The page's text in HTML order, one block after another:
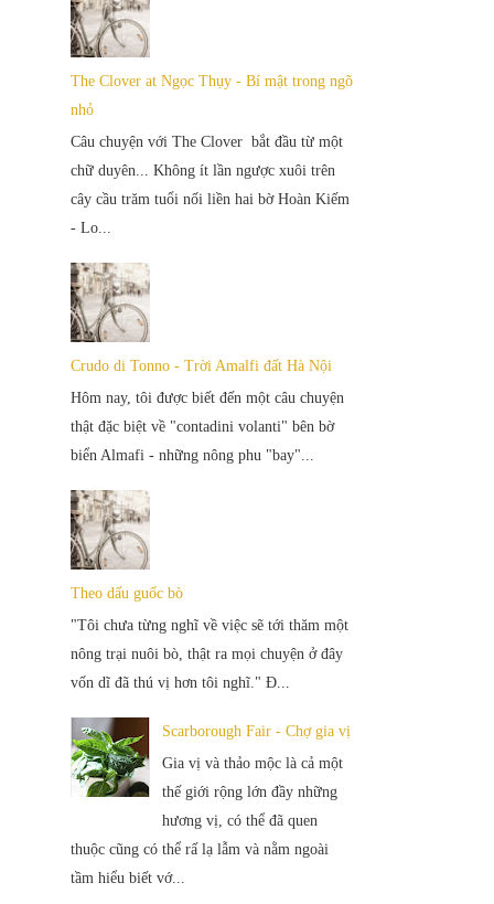
The Clover at Ngọc Thụy - Bí mật trong ngõ
nhỏ
Câu chuyện với The Clover bắt đầu từ một
chữ duyên... Không ít lần ngược xuôi trên
cây cầu trăm tuổi nối liền hai bờ Hoàn Kiếm
- Lo...
Crudo di Tonno - Trời Amalfi đất Hà Nội
Hôm nay, tôi được biết đến một câu chuyện
thật đặc biệt về "contadini volanti" bên bờ
biển Almafi - những nông phu "bay"...
Theo dấu guốc bò
"Tôi chưa từng nghĩ về việc sẽ tới thăm một
nông trại nuôi bò, thật ra mọi chuyện ở đây
vốn dĩ đã thú vị hơn tôi nghĩ." Đ...
Scarborough Fair - Chợ gia vị
Gia vị và thảo mộc là cả một
thế giới rộng lớn đầy những
hương vị, có thể đã quen
thuộc cũng có thể rấ lạ lẫm và nằm ngoài
tầm hiểu biết vớ...